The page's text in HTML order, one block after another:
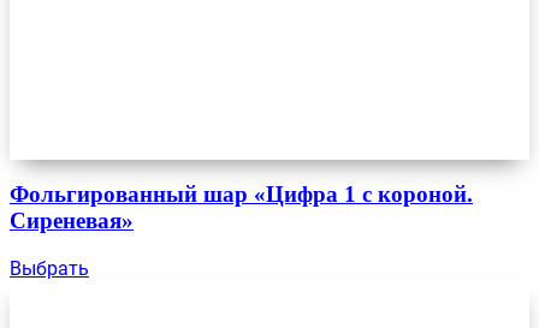
Фольгированный шар «Цифра 1 с короной.
Сиреневая»
Выбрать